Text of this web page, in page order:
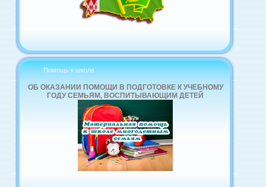
Помощь к школе
ОБ ОКАЗАНИИ ПОМОЩИ В ПОДГОТОВКЕ К УЧЕБНОМУ
ГОДУ СЕМЬЯМ, ВОСПИТЫВАЮЩИМ ДЕТЕЙ